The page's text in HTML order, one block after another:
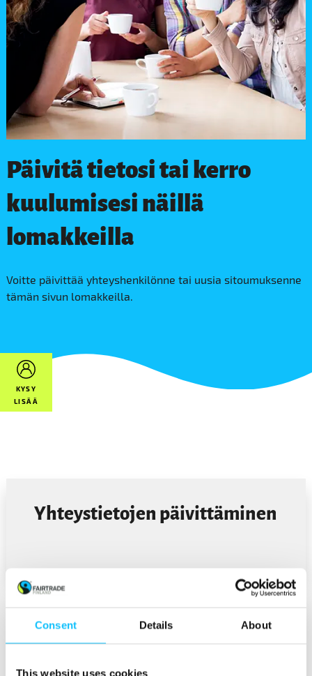
Consent Details About
This website uses cookies
Päivitä tietosi tai kerro
kuulumisesi näillä
lomakkeilla
Voitte päivittää yhteyshenkilönne tai uusia sitoumuksenne
tämän sivun lomakkeilla.
KYSY
LISÄÄ
Yhteystietojen päivittäminen